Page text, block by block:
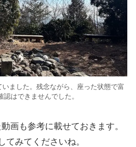
ました。残念ながら、座った状態で富
認はできませんでした。
画も参考に載せておきます。
てみてくださいね。